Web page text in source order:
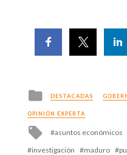
Posted
in
DESTACADAS
OPINIÓN EXPERTA
Tagged
asuntos económicos
investigación
maduro